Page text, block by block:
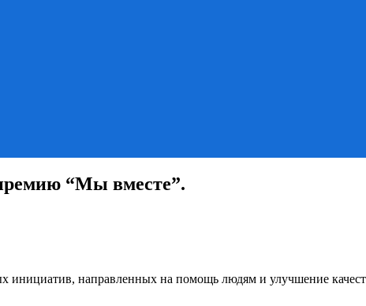
“Мы вместе”.
инициатив, направленных на помощь людям и улучшение